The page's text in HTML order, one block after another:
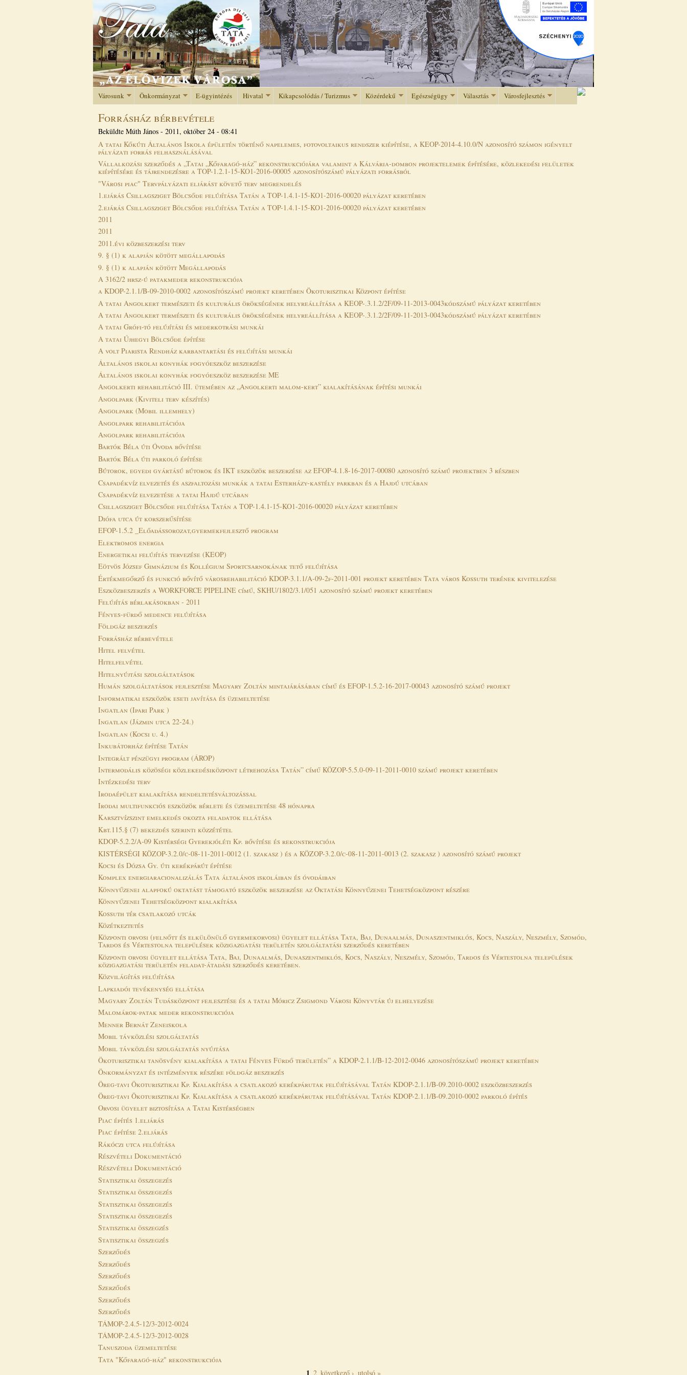
Jump to navigation
Városunk Önkormányzat E-ügyintézés Hivatal Kikapcsolódás / Turizmus Közérdekű Egészségügy Választás Városfejlesztés
Forrásház bérbevétele
Beküldte Múth János - 2011, október 24 - 08:41
A tatai Kőkúti Általános Iskola épületén történő napelemes, fotovoltaikus rendszer kiépítése, a KEOP-2014-4.10.0/N azonosító számon igényelt
pályázati forrás felhasználásával
Vállalkozási szerződés a „Tatai „Kőfaragó-ház” rekonstrukciójára valamint a Kálvária-dombon projektelemek építésére, közlekedési felületek
kiépítésére és tájrendezésre a TOP-1.2.1-15-KO1-2016-00005 azonosítószámú pályázati forrásból
"Városi piac" Tervpályázati eljárást követő terv megrendelés
1.ejárás Csillagsziget Bölcsőde felújítása Tatán a TOP-1.4.1-15-KO1-2016-00020 pályázat keretében
2.ejárás Csillagsziget Bölcsőde felújítása Tatán a TOP-1.4.1-15-KO1-2016-00020 pályázat keretében
2011
2011
2011.évi közbeszerzési terv
9. § (1) k alapján kötött megállapodás
9. § (1) k alapján kötött Megállapodás
A 3162/2 hrsz-ú patakmeder rekonstrukciója
a KDOP-2.1.1/B-09-2010-0002 azonosítószámú projekt keretében Ökoturisztikai Központ építése
A tatai Angolkert természeti és kulturális örökségének helyreállítása a KEOP-.3.1.2/2F/09-11-2013-0043kódszámú pályázat keretében
A tatai Angolkert természeti és kulturális örökségének helyreállítása a KEOP-.3.1.2/2F/09-11-2013-0043kódszámú pályázat keretében
A tatai Grófi-tó felújítási és mederkotrási munkái
A tatai Újhegyi Bölcsőde építése
A volt Piarista Rendház karbantartási és felújítási munkái
Általános iskolai konyhák fogyóeszköz beszerzése
Általános iskolai konyhák fogyóeszköz beszerzése ME
Angolkerti rehabilitáció III. ütemében az „Angolkerti malom-kert” kialakításának építési munkái
Angolpark (Kiviteli terv készítés)
Angolpark (Mobil illemhely)
Angolpark rehabilitációja
Angolpark rehabilitációja
Bartók Béla úti Óvoda bővítése
Bartók Béla úti parkoló építése
Bútorok, egyedi gyártású bútorok és IKT eszközök beszerzése az EFOP-4.1.8-16-2017-00080 azonosító számú projektben 3 részben
Csapadékvíz elvezetés és aszfaltozási munkák a tatai Esterházy-kastély parkban és a Hajdú utcában
Csapadékvíz elvezetése a tatai Hajdú utcában
Csillagsziget Bölcsőde felújítása Tatán a TOP-1.4.1-15-KO1-2016-00020 pályázat keretében
Diófa utca út korszerűsítése
EFOP-1.5.2 _Előadássorozat,gyermekfejlesztő program
Elektromos energia
Energetikai felújítás tervezése (KEOP)
Eötvös József Gimnázium és Kollégium Sportcsarnokának tető felújítása
Értékmegőrző és funkció bővítő városrehabilitáció KDOP-3.1.1/A-09-2f-2011-001 projekt keretében Tata város Kossuth terének kivitelezése
Eszközbeszerzés a WORKFORCE PIPELINE című, SKHU/1802/3.1/051 azonosító számú projekt keretében
Felújítás bérlakásokban - 2011
Fényes-fürdő medence felújítása
Földgáz beszerzés
Forrásház bérbevétele
Hitel felvétel
Hitelfelvétel
Hitelnyújtási szolgáltatások
Humán szolgáltatások fejlesztése Magyary Zoltán mintajárásában című és EFOP-1.5.2-16-2017-00043 azonosító számú projekt
Informatikai eszközök eseti javítása és üzemeltetése
Ingatlan (Ipari Park )
Ingatlan (Jázmin utca 22-24.)
Ingatlan (Kocsi u. 4.)
Inkubátorház építése Tatán
Integrált pénzügyi program (ÁROP)
Intermodális közöségi közlekedésiközpont létrehozása Tatán” című KÖZOP-5.5.0-09-11-2011-0010 számú projekt keretében
Intézkedési terv
Irodaépület kialakítása rendeltetésváltozással
Irodai multifunkciós eszközök bérlete és üzemeltetése 48 hónapra
Karsztvízszint emelkedés okozta feladatok ellátása
Kbt.115.§ (7) bekezdés szerinti közzététel
KDOP-5.2.2/A-09 Kistérségi Gyerekjóléti Kp. bővítése és rekonstrukciója
KISTÉRSÉGI KÖZOP-3.2.0/c-08-11-2011-0012 (1. szakasz ) és a KÖZOP-3.2.0/c-08-11-2011-0013 (2. szakasz ) azonosító számú projekt
Kocsi és Dózsa Gy. úti kerékpárút építése
Komplex energiaracionalizálás Tata általános iskoláiban és óvodáiban
Könnyűzenei alapfokú oktatást támogató eszközök beszerzése az Oktatási Könnyűzenei Tehetségközpont részére
Könnyűzenei Tehetségközpont kialakítása
Kossuth tér csatlakozó utcák
Közétkeztetés
Központi orvosi (felnőtt és elkülönülő gyermekorvosi) ügyelet ellátása Tata, Baj, Dunaalmás, Dunaszentmiklós, Kocs, Naszály, Neszmély, Szomód,
Tardos és Vértestolna települések közigazgatási területén szolgáltatási szerződés keretében
Központi orvosi ügyelet ellátása Tata, Baj, Dunaalmás, Dunaszentmiklós, Kocs, Naszály, Neszmély, Szomód, Tardos és Vértestolna települések
közigazgatási területén feladat-átadási szerződés keretében.
Közvilágítás felújítása
Lapkiadói tevékenység ellátása
Magyary Zoltán Tudásközpont fejlesztése és a tatai Móricz Zsigmond Városi Könyvtár új elhelyezése
Malomárok-patak meder rekonstrukciója
Menner Bernát Zeneiskola
Mobil távközlési szolgáltatás
Mobil távközlési szolgáltatás nyújtása
Ökoturisztikai tanösvény kialakítása a tatai Fényes Fürdő területén” a KDOP-2.1.1/B-12-2012-0046 azonosítószámú projekt keretében
Önkormányzat és intézmények részére földgáz beszerzés
Öreg-tavi Ökoturisztikai Kp. Kialakítása a csatlakozó kerékpárutak felújításával Tatán KDOP-2.1.1/B-09.2010-0002 eszközbeszerzés
Öreg-tavi Ökoturisztikai Kp. Kialakítása a csatlakozó kerékpárutak felújításával Tatán KDOP-2.1.1/B-09.2010-0002 parkoló építés
Orvosi ügyelet biztosítása a Tatai Kistérségben
Piac építés 1.eljárás
Piac építése 2.eljárás
Rákóczi utca felújítása
Részvételi Dokumentáció
Részvételi Dokumentáció
Statisztikai összegezés
Statisztikai összegezés
Statisztikai összegezés
Statisztikai összegezés
Statisztikai összegzés
Statisztikai összegzés
Szerződés
Szerződés
Szerződés
Szerződés
Szerződés
Szerződés
TÁMOP-2.4.5-12/3-2012-0024
TÁMOP-2.4.5-12/3-2012-0028
Tanuszoda üzemeltetése
Tata "Kőfaragó-ház" rekonstrukciója
1 2 következő › utolsó »